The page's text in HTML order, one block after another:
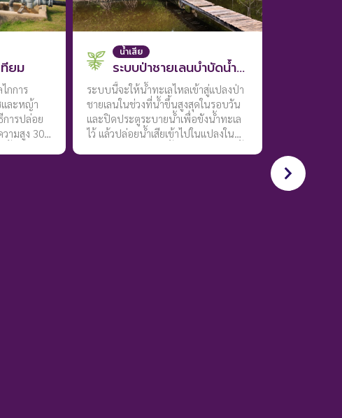
ยม
กการ
ละหญ้า
การปล่อย
ามสูง 30
น้ำเสีย
ระบบป่าชายเลนบำบัดน้ำเสีย
ระบบนี้จะให้น้ำทะเลไหลเข้าสู่แปลงป่า
ชายเลนในช่วงที่น้ำขึ้นสูงสุดในรอบวัน
และปิดประตูระบายน้ำเพื่อขังน้ำทะเล
ไว้ แล้วปล่อยน้ำเสียเข้าไปในแปลงใน